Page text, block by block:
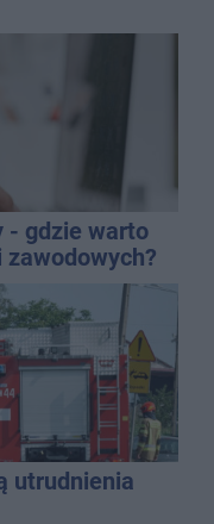
- gdzie warto
utrudnienia